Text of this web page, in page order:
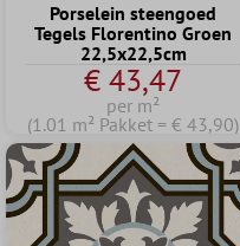
Porselein steengoed
Tegels Florentino Groen
22,5x22,5cm
€ 43,47
per m²
(1.01 m² Pakket = € 43,90)